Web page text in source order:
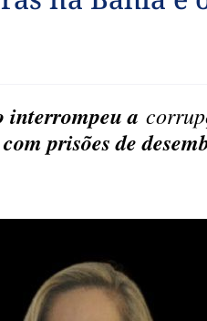
interrompeu a
prisões de